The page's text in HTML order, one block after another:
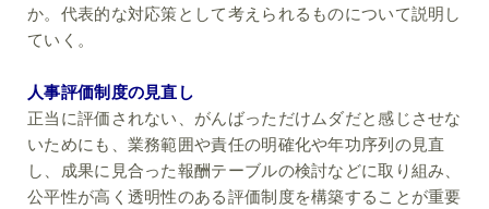
か。代表的な対応策として考えられるものについて説明し
ていく。
人事評価制度の見直し
正当に評価されない、がんばっただけムダだと感じさせな
いためにも、業務範囲や責任の明確化や年功序列の見直
し、成果に見合った報酬テーブルの検討などに取り組み、
公平性が高く透明性のある評価制度を構築することが重要